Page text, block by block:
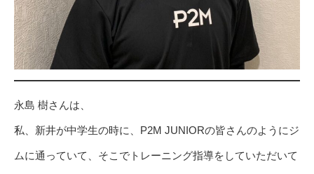
永島 樹さんは、
私、新井が中学生の時に、P2M JUNIORの皆さんのようにジ
ムに通っていて、そこでトレーニング指導をしていただいて